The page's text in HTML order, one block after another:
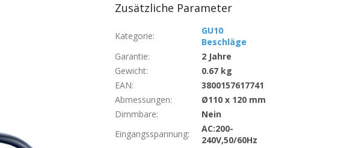
Zusätzliche Parameter
Kategorie:
GU10
Beschläge
Garantie:
2 Jahre
Gewicht:
0.67 kg
EAN:
3800157617741
Abmessungen:
Ø110 x 120 mm
Dimmbare:
Nein
Eingangsspannung:
AC:200-
240V,50/60Hz